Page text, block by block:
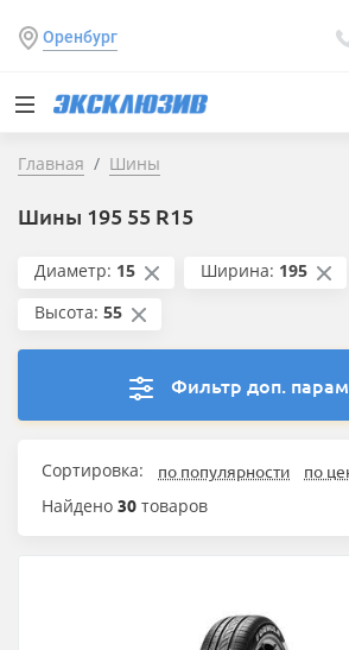
Оренбург
Главная Шины
Шины 195 55 R15
Диаметр: 15 Ширина: 195
Высота: 55
Фильтр доп.
Сортировка: по популярности по
Найдено 30 товаров